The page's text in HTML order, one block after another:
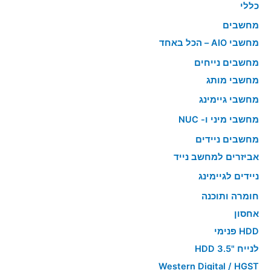
כללי
מחשבים
מחשבי AIO – הכל באחד
מחשבים נייחים
מחשבי מותג
מחשבי גיימינג
מחשבי מיני ו- NUC
מחשבים ניידים
אביזרים למחשב נייד
ניידים לגיימינג
חומרה ותוכנה
אחסון
HDD פנימי
לנייח "HDD 3.5
Western Digital / HGST